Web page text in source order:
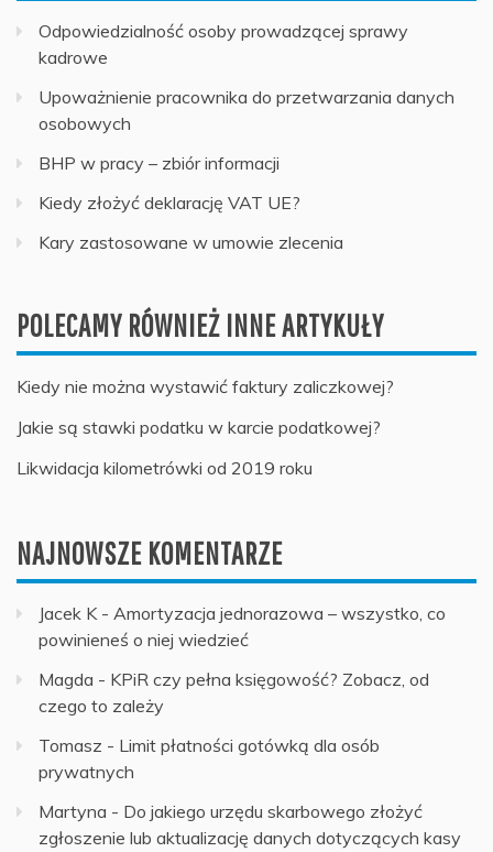
Odpowiedzialność osoby prowadzącej sprawy
kadrowe
Upoważnienie pracownika do przetwarzania danych
osobowych
BHP w pracy – zbiór informacji
Kiedy złożyć deklarację VAT UE?
Kary zastosowane w umowie zlecenia
POLECAMY RÓWNIEŻ INNE ARTYKUŁY
Kiedy nie można wystawić faktury zaliczkowej?
Jakie są stawki podatku w karcie podatkowej?
Likwidacja kilometrówki od 2019 roku
NAJNOWSZE KOMENTARZE
Jacek K- Amortyzacja jednorazowa – wszystko, co
powinieneś o niej wiedzieć
Magda - KPiR czy pełna księgowość? Zobacz, od
czego to zależy
Tomasz - Limit płatności gotówką dla osób
prywatnych
Martyna - Do jakiego urzędu skarbowego złożyć
zgłoszenie lub aktualizację danych dotyczących kasy